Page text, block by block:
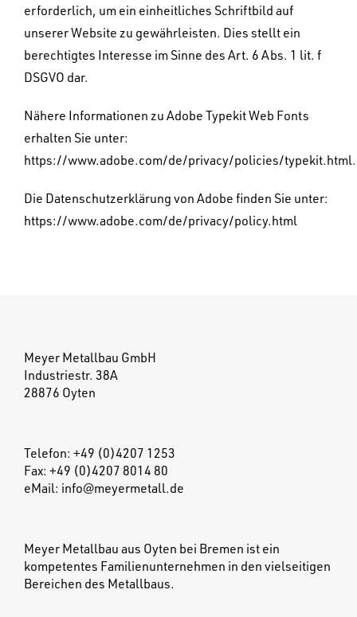
erforderlich, um ein einheitliches Schriftbild auf
unserer Website zu gewährleisten. Dies stellt ein
berechtigtes Interesse im Sinne des Art. 6 Abs. 1 lit. f
DSGVO dar.
Nähere Informationen zu Adobe Typekit Web Fonts
erhalten Sie unter:
https://www.adobe.com/de/privacy/policies/typekit.html.
Die Datenschutzerklärung von Adobe finden Sie unter:
https://www.adobe.com/de/privacy/policy.html
Meyer Metallbau GmbH
Industriestr. 38A
28876 Oyten
Telefon: +49 (0)4207 1253
Fax: +49 (0)4207 8014 80
eMail: info@meyermetall.de
Meyer Metallbau aus Oyten bei Bremen ist ein
kompetentes Familienunternehmen in den vielseitigen
Bereichen des Metallbaus.